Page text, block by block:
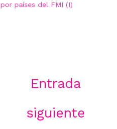
por países del FMI (I)
Entrada
siguiente